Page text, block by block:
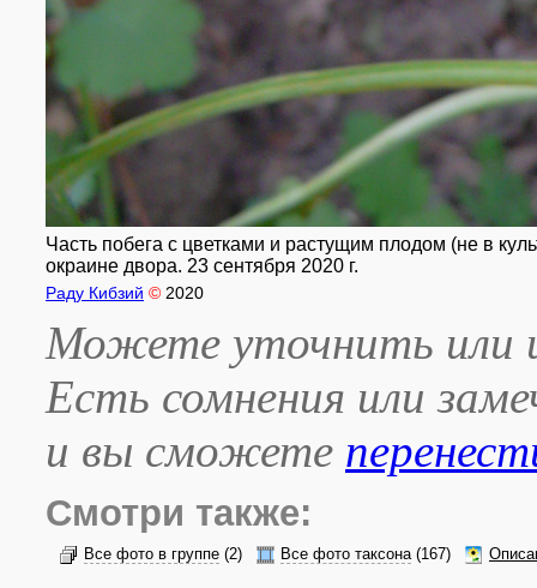
Часть побега с цветками и растущим плодом (не в
окраине двора. 23 сентября 2020 г.
Раду Кибзий © 2020
Можете уточнить или
Есть сомнения или
и вы сможете
Смотри также:
Все фото в группе (2) Все фото таксона(167)